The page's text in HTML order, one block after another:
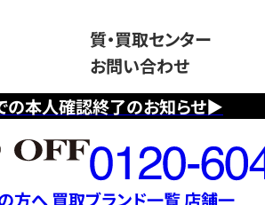
の本人確認終了のお知らせ▶
質・買取センター
お問い合わせ
フ
リ
ー
ダ
方へ 買取ブランド一覧店舗一